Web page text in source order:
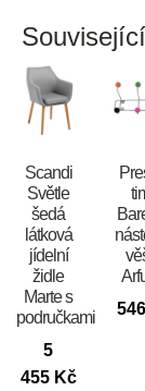
Scandi
Světle
šedá
látková
jídelní
židle
Marte s
područkami
5
455 Kč
546